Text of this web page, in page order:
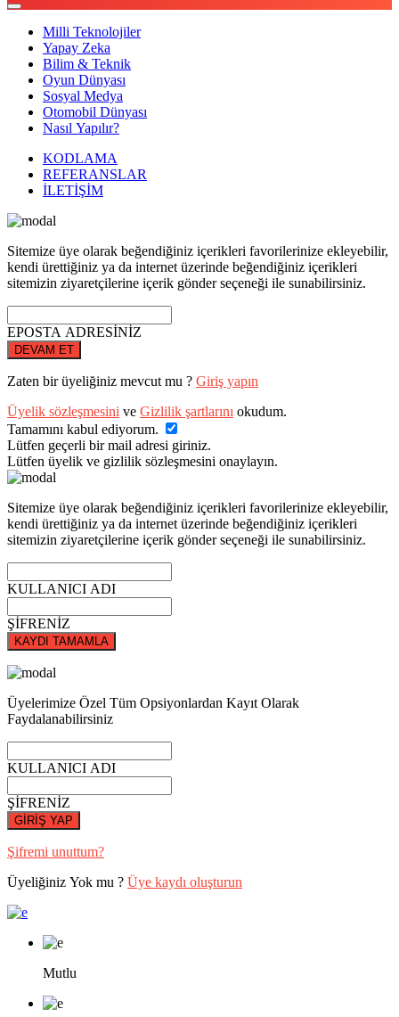
Milli Teknolojiler
Yapay Zeka
Bilim & Teknik
Oyun Dünyası
Sosyal Medya
Otomobil Dünyası
Nasıl Yapılır?
KODLAMA
REFERANSLAR
İLETİŞİM
Sitemize üye olarak beğendiğiniz içerikleri favorilerinize ekleyebilir,
kendi ürettiğiniz ya da internet üzerinde beğendiğiniz içerikleri
sitemizin ziyaretçilerine içerik gönder seçeneği ile sunabilirsiniz.
EPOSTA ADRESİNİZ
DEVAM ET
Zaten bir üyeliğiniz mevcut mu ? Giriş yapın
Üyelik sözleşmesini ve Gizlilik şartlarını okudum.
Tamamını kabul ediyorum.
Lütfen geçerli bir mail adresi giriniz.
Lütfen üyelik ve gizlilik sözleşmesini onaylayın.
Sitemize üye olarak beğendiğiniz içerikleri favorilerinize ekleyebilir,
kendi ürettiğiniz ya da internet üzerinde beğendiğiniz içerikleri
sitemizin ziyaretçilerine içerik gönder seçeneği ile sunabilirsiniz.
KULLANICI ADI
ŞİFRENİZ
KAYDI TAMAMLA
Üyelerimize Özel Tüm Opsiyonlardan Kayıt Olarak
Faydalanabilirsiniz
KULLANICI ADI
ŞİFRENİZ
GİRİŞ YAP
Şifremi unuttum?
Üyeliğiniz Yok mu ? Üye kaydı oluşturun
Mutlu